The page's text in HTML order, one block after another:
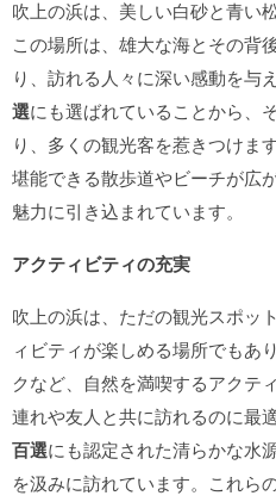
吹上の浜は、美しい白砂と青い
この場所は、雄大な海とその背
り、訪れる人々に深い感動を与
選にも選ばれていることから、
り、多くの観光客を惹きつけま
堪能できる散歩道やビーチが広
魅力に引き込まれています。
アクティビティの充実
吹上の浜は、ただの観光スポッ
ィビティが楽しめる場所でもあ
クなど、自然を満喫するアクテ
連れや友人と共に訪れるのに最
百選にも認定された清らかな水
を汲みに訪れています。これら